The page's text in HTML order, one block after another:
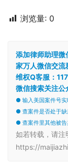
浏览量: 0
添加律师助理
家万人微信交流
维权Q客服：
微信搜索关注公
● 输入美国案件号
● 查案件是否处于缺
● 查案件里其他被
如若转载，请注
https://